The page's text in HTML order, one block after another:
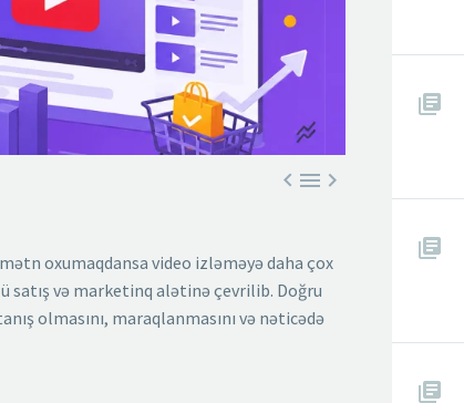

oxumaqdansa video izləməyə daha çox
satış və marketinq alətinə çevrilib. Doğru
olmasını, maraqlanmasını və nəticədə